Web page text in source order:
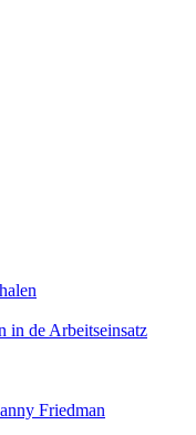
in de Arbeitseinsatz
Friedman